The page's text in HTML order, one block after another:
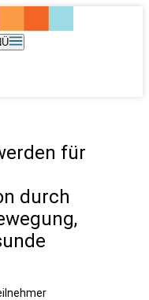
für
durch